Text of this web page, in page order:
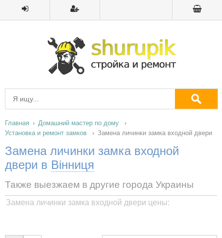
Главная
Домашний мастер по дому
Установка и ремонт замков
Замена личинки замка входной двери
Замена личинки замка входной
двери в Вінниця
Также выезжаем в другие города Украины
Замена личинки замка входной двери цены: